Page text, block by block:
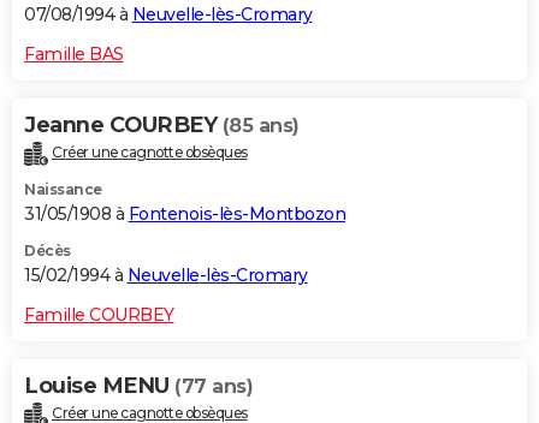
07/08/1994 à Neuvelle-lès-Cromary
Famille BAS
Jeanne COURBEY (85 ans)
Créer une cagnotte obsèques
Naissance
31/05/1908 à Fontenois-lès-Montbozon
Décès
15/02/1994 à Neuvelle-lès-Cromary
Famille COURBEY
Louise MENU (77 ans)
Créer une cagnotte obsèques